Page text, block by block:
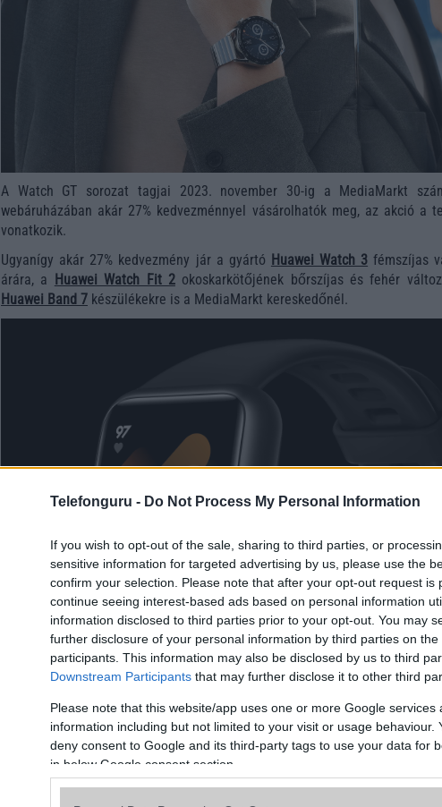
Telefonguru - Do Not Process My Personal Information
If you wish to opt-out of the sale, sharing to third parties, or
sensitive information for targeted advertising by us, please use the
confirm your selection. Please note that after your opt-out request is
continue seeing interest-based ads based on personal information
information disclosed to third parties prior to your opt-out. You may
further disclosure of your personal information by third parties on the
participants. This information may also be disclosed by us to third
Downstream Participants that may further disclose it to other third
Please note that this website/app uses one or more Google
information including but not limited to your visit or usage behaviour.
deny consent to Google and its third-party tags to use your data for
in below Google consent section.
A Watch GT sorozat tagjai 2023. november 30-ig a MediaMarkt
webáruházában akár 27% kedvezménnyel vásárolhatók meg, az akció a
vonatkozik.
Ugyanígy akár 27% kedvezmény jár a gyártó Huawei Watch 3 fémszíjas
árára, a
Huawei Watch Fit 2okoskarkötőjének bőrszíjas és fehér
Huawei Band 7 készülékekre is a MediaMarkt kereskedőnél.